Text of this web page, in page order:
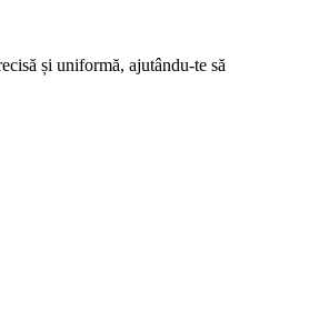
și uniformă, ajutându-te să